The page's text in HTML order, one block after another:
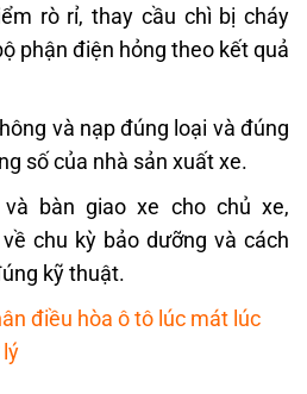
rò rỉ, thay cầu chì bị cháy
phận điện hỏng theo kết quả
và nạp đúng loại và đúng
số của nhà sản xuất xe.
bàn giao xe cho chủ xe,
chu kỳ bảo dưỡng và cách
kỹ thuật.
điều hòa ô tô lúc mát lúc